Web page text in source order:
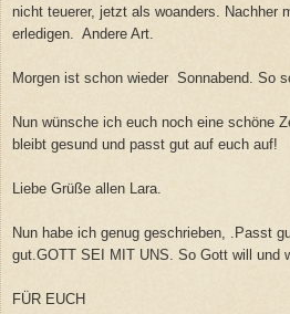
nicht teuerer, jetzt als woanders. Nachher
erledigen. Andere Art.
Morgen ist schon wieder Sonnabend. So
Nun wünsche ich euch noch eine schöne
bleibt gesund und passt gut auf euch auf!
Liebe Grüße allen Lara.
Nun habe ich genug geschrieben, .Passt
gut.GOTT SEI MIT UNS. So Gott will und
FÜR EUCH